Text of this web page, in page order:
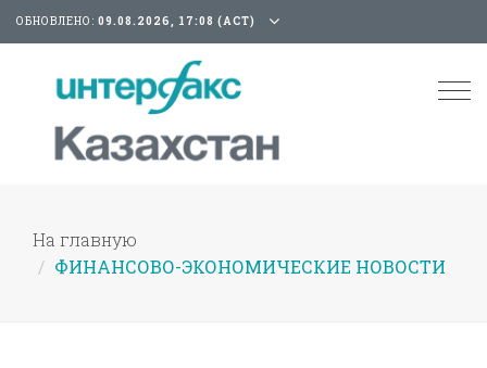
ОБНОВЛЕНО: 09.08.2026, 17:08 (АСТ)
На главную
ФИНАНСОВО-ЭКОНОМИЧЕСКИЕ НОВОСТИ